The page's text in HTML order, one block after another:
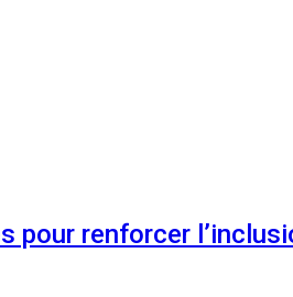
pour renforcer